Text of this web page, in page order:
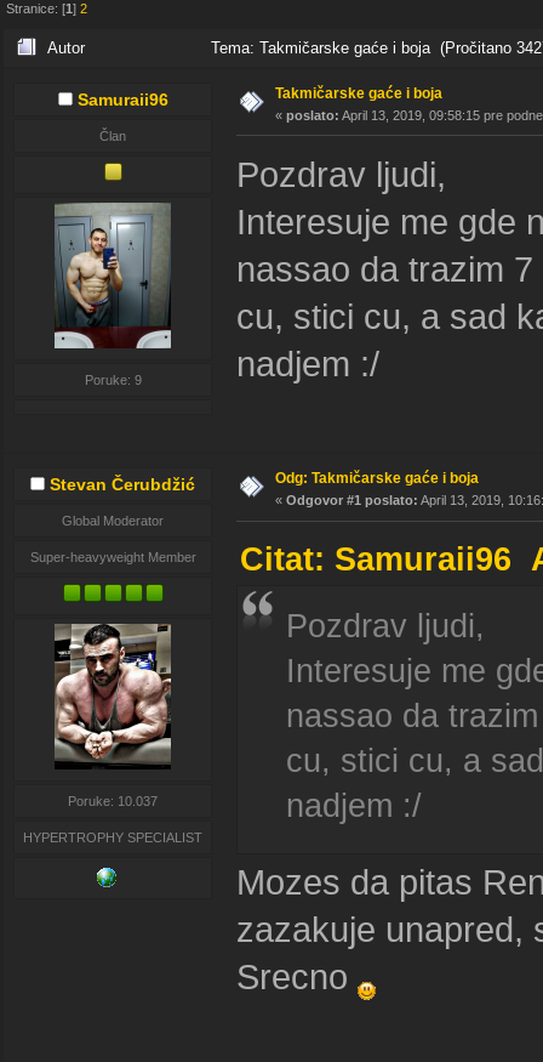
Stranice: [1]2
Autor Tema: Takmičarske gaće i boja (Pročitano
Samuraii96
Član
Poruke: 9
Takmičarske gaće i boja
« poslato: April 13, 2019, 09:58:15 pre
Pozdrav ljudi,
Interesuje me gde
nassao da trazim
cu, stici cu, a sad
nadjem :/
Stevan Čerubdžić
Global Moderator
Super-heavyweight Member
Poruke: 10.037
HYPERTROPHY SPECIALIST
Odg: Takmičarske gaće i boja
« Odgovor #1 poslato: April 13, 2019,
Citat: Samuraii96
Pozdrav ljudi,
Interesuje me
nassao da
cu, stici cu, a
nadjem :/
Mozes da pitas
zazakuje unapred,
Srecno